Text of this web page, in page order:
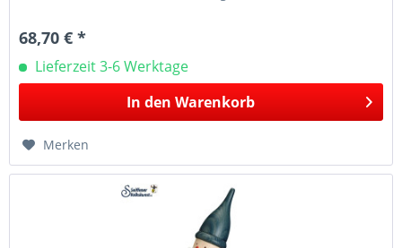
68,70 € *
Lieferzeit 3-6 Werktage
In den Warenkorb
Merken